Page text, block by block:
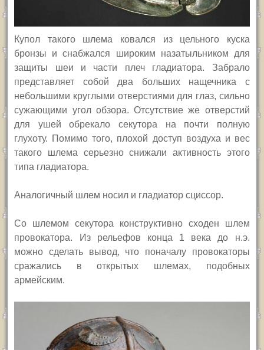
Купол такого шлема ковался из цельного куска
бронзы и снабжался широким назатыльником для
защиты шеи и части плеч гладиатора. Забрало
представляет собой два больших нащечника с
небольшими круглыми отверстиями для глаз, сильно
сужающими угол обзора. Отсутствие же отверстий
для ушей обрекало секутора на почти полную
глухоту. Помимо того, плохой доступ воздуха и вес
такого шлема серьезно снижали активность этого
типа гладиатора.
Аналогичный шлем носил и гладиатор сциссор.
Со шлемом секутора конструктивно сходен шлем
провокатора. Из рельефов конца 1 века до н.э.
можно сделать вывод, что поначалу провокаторы
сражались в открытых шлемах, подобных
армейским.